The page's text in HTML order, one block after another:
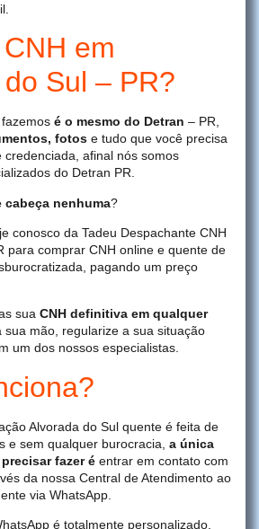
em
Sul – PR?
é o mesmo do Detran – PR,
fotos e tudo que você precisa
afinal nós somos
do Detran PR.
cabeça nenhuma?
conosco da Tadeu Despachante CNH
para comprar CNH online e quente de
pagando um preço
sua CNH definitiva em qualquer
sua mão, regularize a sua situação
um dos nossos especialistas.
Alvorada do Sul quente é feita de
e sem qualquer burocracia, a única
fazer é entrar em contato com
da nossa Central de Atendimento ao
via WhatsApp.
é totalmente personalizado,